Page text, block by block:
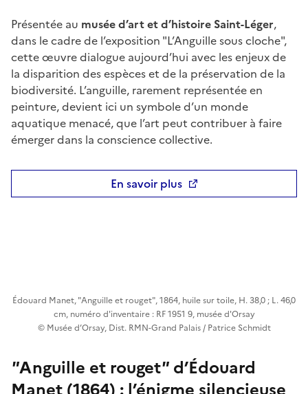
Présentée au musée d’art et d’histoire Saint-Léger,
dans le cadre de l’exposition "L’Anguille sous cloche",
cette œuvre dialogue aujourd’hui avec les enjeux de
la disparition des espèces et de la préservation de la
biodiversité. L’anguille, rarement représentée en
peinture, devient ici un symbole d’un monde
aquatique menacé, que l’art peut contribuer à faire
émerger dans la conscience collective.
En savoir plus
Édouard Manet, "Anguille et rouget", 1864, huile sur toile, H. 38,0 ; L. 46,0
cm, numéro d'inventaire : RF 1951 9, musée d'Orsay
© Musée d’Orsay, Dist. RMN-Grand Palais / Patrice Schmidt
"Anguille et rouget"d’Édouard